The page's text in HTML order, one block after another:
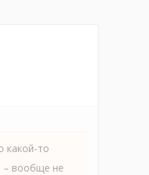
какой-то
– вообще не